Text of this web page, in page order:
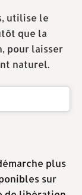
utilise le
que la
pour laisser
naturel.
plus
sur